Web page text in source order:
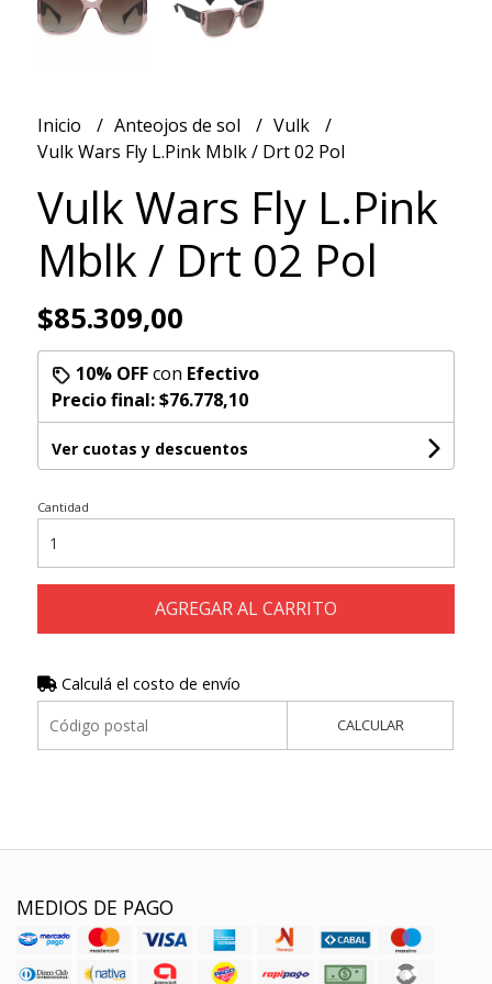
Inicio Anteojos de sol
Vulk
Vulk Wars Fly L.Pink Mblk / Drt 02 Pol
Vulk Wars Fly L.Pink
Mblk / Drt 02 Pol
$85.309,00
10% OFFcon Efectivo
Precio final:$76.778,10
Ver cuotas y descuentos
Cantidad
AGREGAR AL CARRITO
Calculá el costo de envío
CALCULAR
MEDIOS DE PAGO